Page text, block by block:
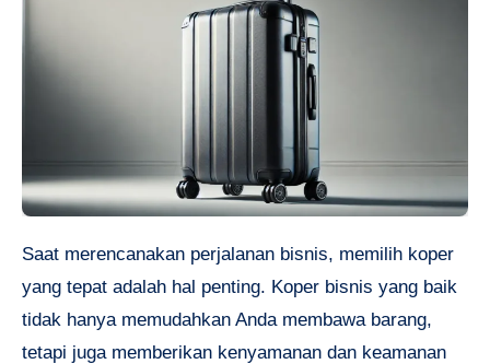
Saat merencanakan perjalanan bisnis, memilih koper
yang tepat adalah hal penting. Koper bisnis yang baik
tidak hanya memudahkan Anda membawa barang,
tetapi juga memberikan kenyamanan dan keamanan